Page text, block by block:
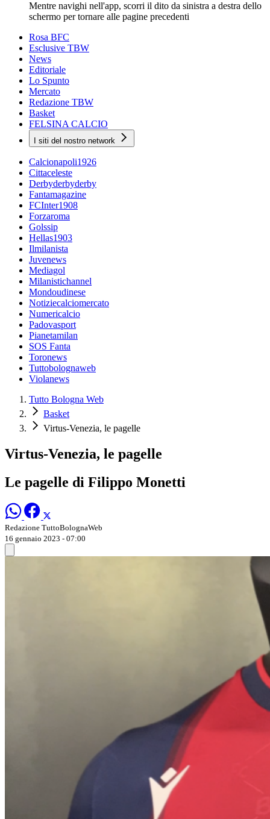
Mentre navighi nell'app, scorri il dito da sinistra a destra dello
schermo per tornare alle pagine precedenti
Rosa BFC
Esclusive TBW
News
Editoriale
Lo Spunto
Mercato
Redazione TBW
Basket
FELSINA CALCIO
I siti del nostro network
Calcionapoli1926
Cittaceleste
Derbyderbyderby
Fantamagazine
FCInter1908
Forzaroma
Golssip
Hellas1903
Ilmilanista
Juvenews
Mediagol
Milanistichannel
Mondoudinese
Notiziecalciomercato
Numericalcio
Padovasport
Pianetamilan
SOS Fanta
Toronews
Tuttobolognaweb
Violanews
Tutto Bologna Web
Basket
Virtus-Venezia, le pagelle
Virtus-Venezia, le pagelle
Le pagelle di Filippo Monetti
Redazione TuttoBolognaWeb
16 gennaio 2023 - 07:00